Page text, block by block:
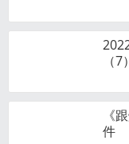
（7）
《
件